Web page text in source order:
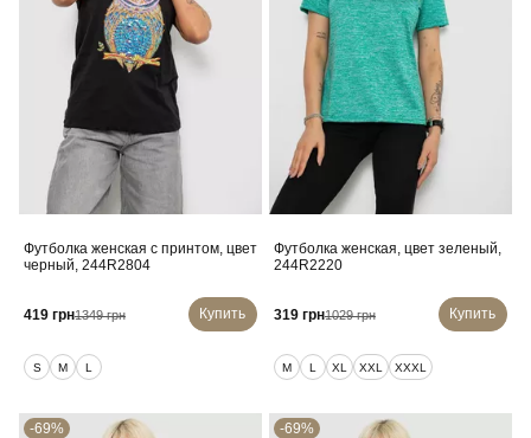
Футболка женская с принтом, цвет
черный, 244R2804
419 грн1349 грн Купить
S M L
Футболка женская, цвет зеленый,
244R2220
319 грн1029 грн Купить
M L XL XXL XXXL
-69% -69%